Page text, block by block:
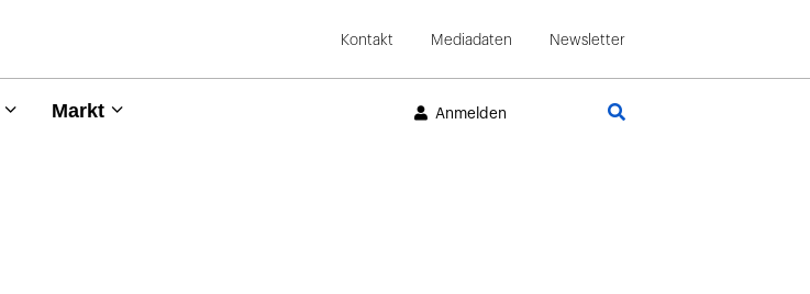
Kontakt Mediadaten Newsletter
Markt Anmelden